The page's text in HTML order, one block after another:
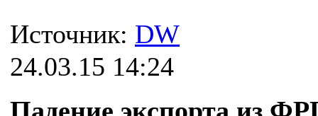
Источник: DW
24.03.15 14:24